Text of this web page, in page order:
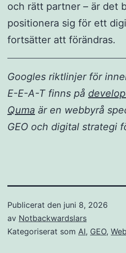
och rätt partner – är det
positionera sig för ett
fortsätter att förändras.
Googles riktlinjer för
E-E-A-T finns på
Quma är en webbyrå
GEO och digital strategi
Publicerat den juni 8, 2026
av Notbackwardslars
Kategoriserat som AI, GEO,